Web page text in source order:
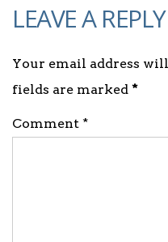
LEAVE A REPLY
Your email address
fields are marked *
Comment *